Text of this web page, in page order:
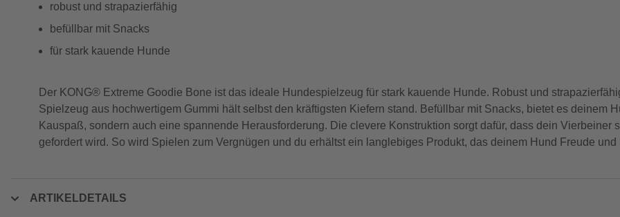
robust und strapazierfähig
befüllbar mit Snacks
für stark kauende Hunde
Der KONG® Extreme Goodie Bone ist das ideale Hundespielzeug für stark kauende Hunde. Robust und
Spielzeug aus hochwertigem Gummi hält selbst den kräftigsten Kiefern stand. Befüllbar mit Snacks, bietet es deinem
Kauspaß, sondern auch eine spannende Herausforderung. Die clevere Konstruktion sorgt dafür, dass dein Vierbeiner
gefordert wird. So wird Spielen zum Vergnügen und du erhältst ein langlebiges Produkt, das deinem Hund Freude
ARTIKELDETAILS